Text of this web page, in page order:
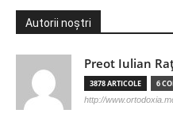
Autorii noștri
Preot Iulian
3878 ARTICOLE 6
http://